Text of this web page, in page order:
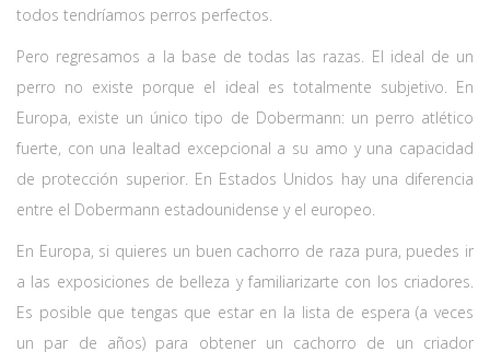
todos tendríamos perros perfectos.
Pero regresamos a la base de todas las razas. El ideal de un
perro no existe porque el ideal es totalmente subjetivo. En
Europa, existe un único tipo de Dobermann: un perro atlético
fuerte, con una lealtad excepcional a su amo y una capacidad
de protección superior. En Estados Unidos hay una diferencia
entre el Dobermann estadounidense y el europeo.
En Europa, si quieres un buen cachorro de raza pura, puedes ir
a las exposiciones de belleza y familiarizarte con los criadores.
Es posible que tengas que estar en la lista de espera (a veces
un par de años) para obtener un cachorro de un criador